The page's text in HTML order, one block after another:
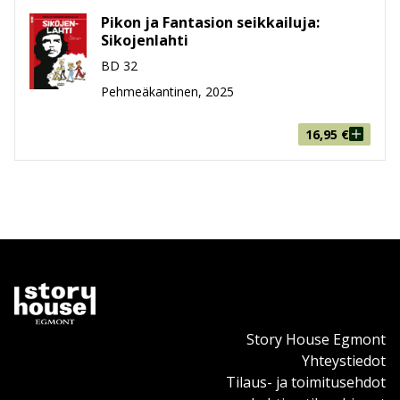
Pikon ja Fantasion seikkailuja:
Sikojenlahti
BD 32
Pehmeäkantinen, 2025
16,95 €
Story House Egmont
Yhteystiedot
Tilaus- ja toimitusehdot